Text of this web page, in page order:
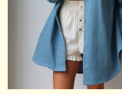
Аксессуары
Украшения